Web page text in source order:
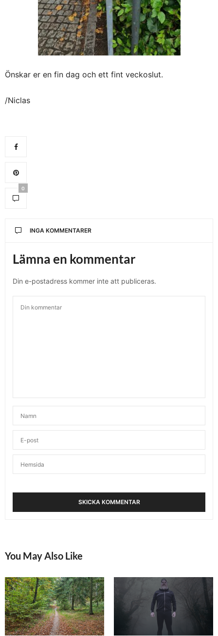
Önskar er en fin dag och ett fint veckoslut.
/Niclas
0
INGA KOMMENTARER
Lämna en kommentar
Din e-postadress kommer inte att publiceras.
You May Also Like